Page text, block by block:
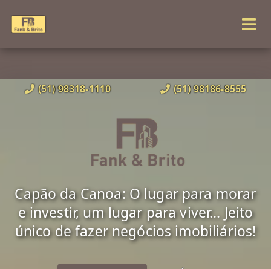
(51) 98318-1110 (51) 98186-8555
Capão da Canoa: O lugar para morar
e investir, um lugar para viver... Jeito
único de fazer negócios imobiliários!